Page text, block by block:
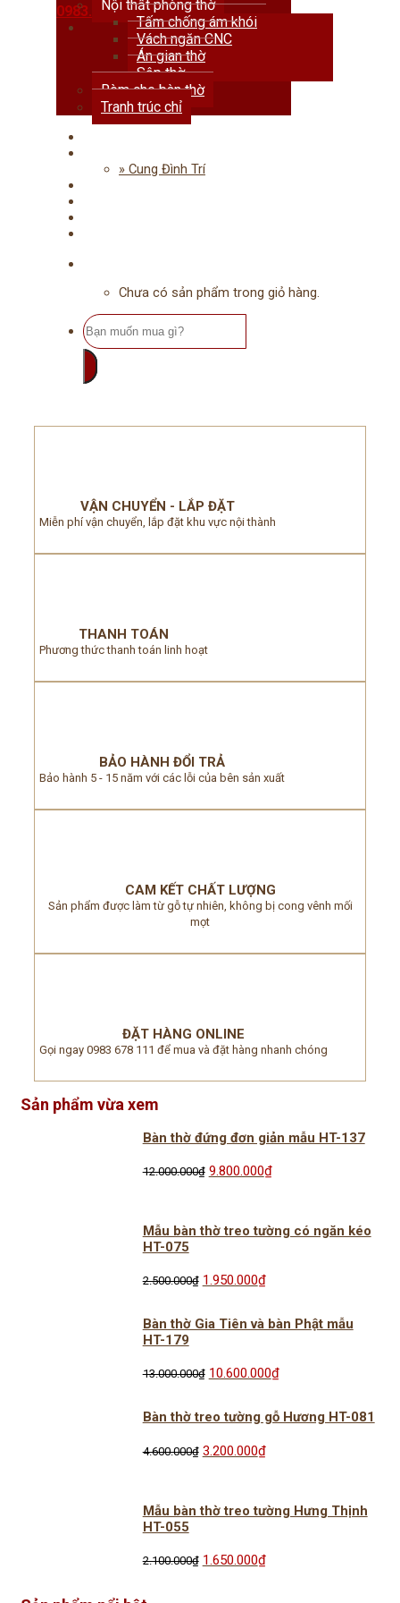
0983.678.111Nội thất phòng thờ
Tấm chống ám khói
Vách ngăn CNC
Án gian thờ
Sập thờ
Rèm che bàn thờ
Tranh trúc chỉ
» Cung Đình Trí
Chưa có sản phẩm trong giỏ hàng.
Tìm
kiếm:
VẬN CHUYỂN - LẮP ĐẶT
Miễn phí vận chuyển, lắp đặt khu vực nội thành
THANH TOÁN
Phương thức thanh toán linh hoạt
BẢO HÀNH ĐỔI TRẢ
Bảo hành 5 - 15 năm với các lỗi của bên sản xuất
CAM KẾT CHẤT LƯỢNG
Sản phẩm được làm từ gỗ tự nhiên, không bị cong vênh mối
mọt
ĐẶT HÀNG ONLINE
Gọi ngay 0983 678 111 để mua và đặt hàng nhanh chóng
Sản phẩm vừa xem
Bàn thờ đứng đơn giản mẫu HT-137
12.000.000₫ Giá
9.800.000₫Giá
9.800.000₫.
Mẫu bàn thờ treo tường có ngăn kéo
HT-075
2.500.000₫ Giá
2.500.000₫.
1.950.000₫Giá
là:
Bàn thờ Gia Tiên và bàn Phật mẫu
HT-179
13.000.000₫ Giá
13.000.000₫.
10.600.000₫Giá
là:
Bàn thờ treo tường gỗ Hương HT-081
4.600.000₫ Giá
3.200.000₫Giá
3.200.000₫.
Mẫu bàn thờ treo tường Hưng Thịnh
HT-055
2.100.000₫ Giá
1.650.000₫Giá